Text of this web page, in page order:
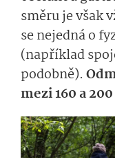
směru je však
se nejedná o
(například
podobně).
mezi 160 a